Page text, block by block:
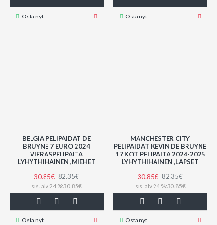
Osta nyt Osta nyt
BELGIA PELIPAIDAT DE
BRUYNE 7 EURO 2024
VIERASPELIPAITA
LYHYTHIHAINEN ,MIEHET
30.85€ 82.35€
sis. alv 24 %:30.85€
Osta nyt
MANCHESTER CITY
PELIPAIDAT KEVIN DE BRUYNE
17 KOTIPELIPAITA 2024-2025
LYHYTHIHAINEN ,LAPSET
30.85€ 82.35€
sis. alv 24 %:30.85€
Osta nyt